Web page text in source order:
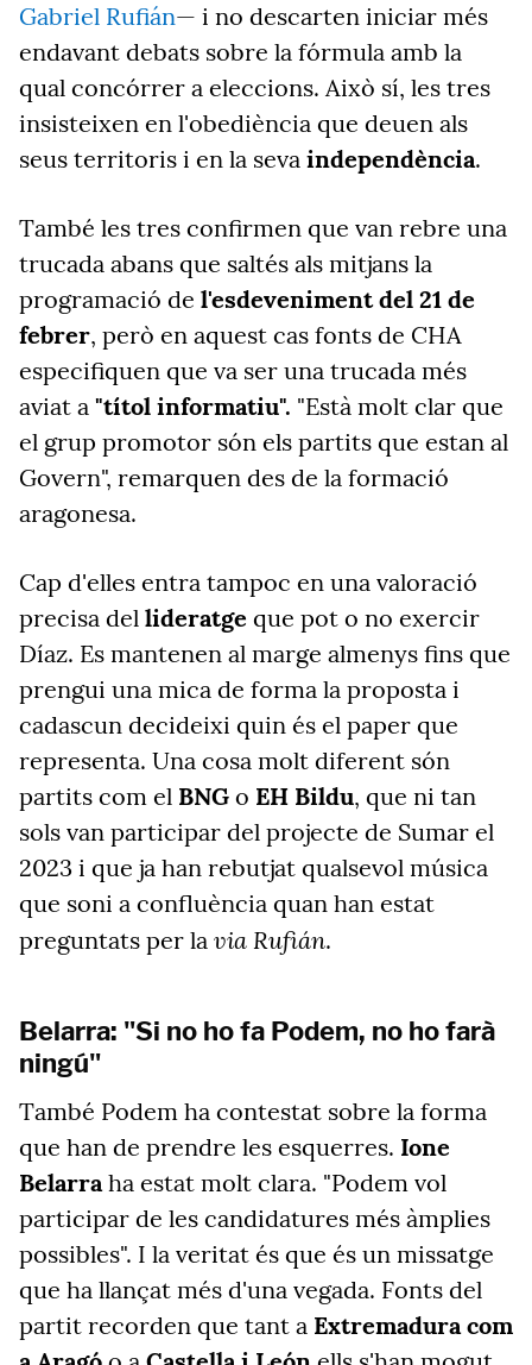
Gabriel Rufián— i no descarten iniciar més
endavant debats sobre la fórmula amb la
qual concórrer a eleccions. Això sí, les tres
insisteixen en l'obediència que deuen als
seus territoris i en la seva independència.
També les tres confirmen que van rebre una
trucada abans que saltés als mitjans la
programació de l'esdeveniment del 21 de
febrer, però en aquest cas fonts de CHA
especifiquen que va ser una trucada més
aviat a "títol informatiu". "Està molt clar que
el grup promotor són els partits que estan al
Govern", remarquen des de la formació
aragonesa.
Cap d'elles entra tampoc en una valoració
precisa del lideratge que pot o no exercir
Díaz. Es mantenen al marge almenys fins que
prengui una mica de forma la proposta i
cadascun decideixi quin és el paper que
representa. Una cosa molt diferent són
partits com el BNG o EH Bildu, que ni tan
sols van participar del projecte de Sumar el
2023 i que ja han rebutjat qualsevol música
que soni a confluència quan han estat
preguntats per la via Rufián.
Belarra: "Si no ho fa Podem, no ho farà
ningú"
També Podem ha contestat sobre la forma
que han de prendre les esquerres. Ione
Belarraha estat molt clara. "Podem vol
participar de les candidatures més àmplies
possibles". I la veritat és que és un missatge
que ha llançat més d'una vegada. Fonts del
partit recorden que tant a Extremadura com